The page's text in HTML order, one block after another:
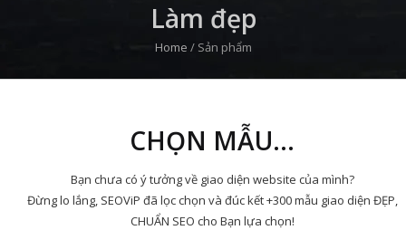
Làm đẹp
Home / Sản phẩm
CHỌN MẪU...
Bạn chưa có ý tưởng về giao diện website của mình?
Đừng lo lắng, SEOViP đã lọc chọn và đúc kết +300 mẫu giao diện ĐẸP,
CHUẨN SEO cho Bạn lựa chọn!